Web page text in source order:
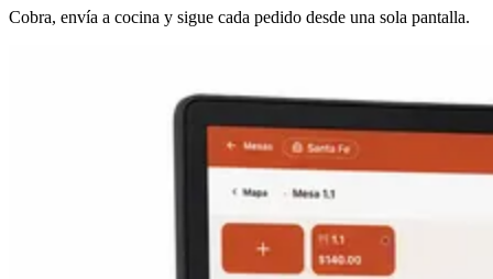
Cobra, envía a cocina y sigue cada pedido desde una sola pantalla.